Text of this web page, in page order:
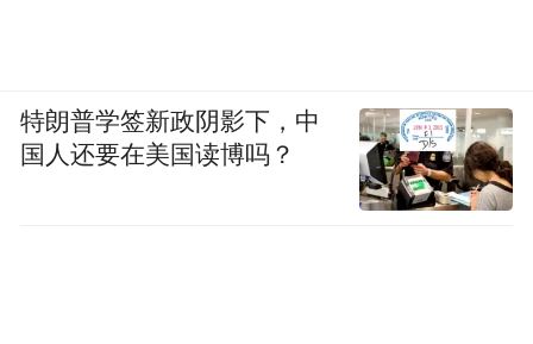
特朗普学签新政阴影下，中
国人还要在美国读博吗？